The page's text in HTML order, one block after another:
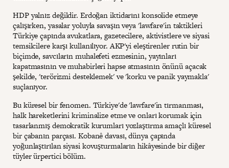
HDP yalnız değildir. Erdoğan iktidarını konsolide etmeye
çalışırken, yasalar yoluyla savaşın veya 'lawfare'in taktikleri
Türkiye çapında avukatlara, gazetecilere, aktivistlere ve siyasi
temsilcilere karşı kullanılıyor. AKP'yi eleştirenler rutin bir
biçimde, savcıların muhalefeti ezmesinin, yayınları
kapatmasının ve muhabirleri hapse atmasının önünü açacak
şekilde, 'terörizmi desteklemek' ve 'korku ve panik yaymakla'
suçlanıyor.
Bu küresel bir fenomen. Türkiye'de 'lawfare'in tırmanması,
halk hareketlerini kriminalize etme ve onları korumak için
tasarlanmış demokratik kurumları yozlaştırma amaçlı küresel
bir çabanın parçası. Kobanê davası, dünya çapında
yoğunlaştırılan siyasi kovuşturmaların hikâyesinde bir diğer
tüyler ürpertici bölüm.